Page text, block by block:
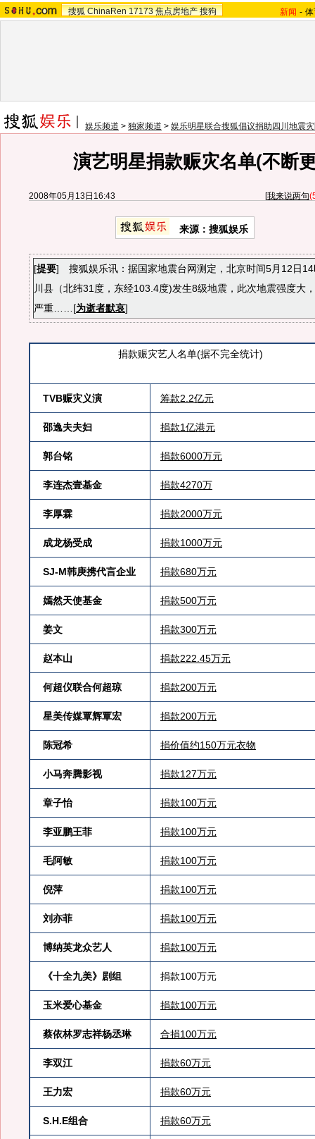
搜狐 ChinaRen 17173 焦点房地产 搜狗 新闻 -
娱乐频道 > 独家频道 > 娱乐明星联合搜狐倡议捐助四川地震
演艺明星捐款赈灾名单(不断
2008年05月13日16:43 [我来说两句
来源：搜狐娱乐
[提要] 搜狐娱乐讯：据国家地震台网测定，北京时间5月12日
川县（北纬31度，东经103.4度)发生8级地震，此次地震强度大
严重……[为逝者默哀]
捐款赈灾艺人名单(据不完全统计)
TVB赈灾义演 筹款2.2亿元
邵逸夫夫妇 捐款1亿港元
郭台铭 捐款6000万元
李连杰壹基金 捐款4270万
李厚霖 捐款2000万元
成龙杨受成 捐款1000万元
SJ-M韩庚携代言企业 捐款680万元
嫣然天使基金 捐款500万元
姜文 捐款300万元
赵本山 捐款222.45万元
何超仪联合何超琼 捐款200万元
星美传媒覃辉覃宏 捐款200万元
陈冠希 捐价值约150万元衣物
小马奔腾影视 捐款127万元
章子怡 捐款100万元
李亚鹏王菲 捐款100万元
毛阿敏 捐款100万元
倪萍 捐款100万元
刘亦菲 捐款100万元
博纳英龙众艺人 捐款100万元
《十全九美》剧组 捐款100万元
玉米爱心基金 捐款100万元
蔡依林罗志祥杨丞琳 合捐100万元
李双江 捐款60万元
王力宏 捐款60万元
S.H.E组合 捐款60万元